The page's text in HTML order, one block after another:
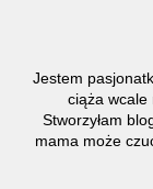
Jestem
ciąża wcale
Stworzyłam
mama może